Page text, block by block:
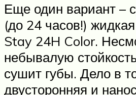
Еще один вариант –
(до 24 часов!)
Stay 24H Color.
небывалую
сушит губы. Дело в
двусторонняя и